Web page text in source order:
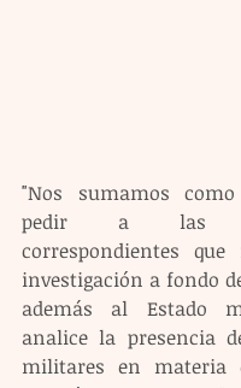
"Nos sumamos
pedir a las
correspondientes
investigación a fondo
además al Estado
analice la presencia
militares en materia